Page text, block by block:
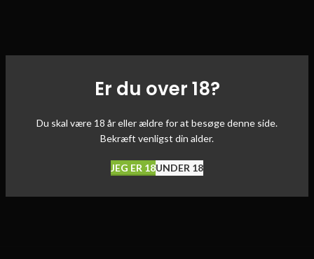
Er du over 18?
Du skal være 18 år eller ældre for at besøge denne side.
Bekræft venligst din alder.
JEG ER 18UNDER 18